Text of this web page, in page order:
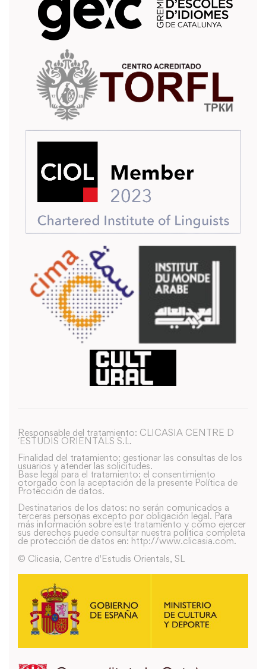
Responsable del tratamiento: CLICASIA CENTRE D
´ESTUDIS ORIENTALS S.L.
Finalidad del tratamiento: gestionar las consultas de los
usuarios y atender las solicitudes.
Base legal para el tratamiento: el consentimiento
otorgado con la aceptación de la presente Política de
Protección de datos.
Destinatarios de los datos: no serán comunicados a
terceras personas excepto por obligación legal. Para
más información sobre este tratamiento y como ejercer
sus derechos puede consultar nuestra política completa
de protección de datos en: http://www.clicasia.com.
© Clicasia, Centre d'Estudis Orientals, SL